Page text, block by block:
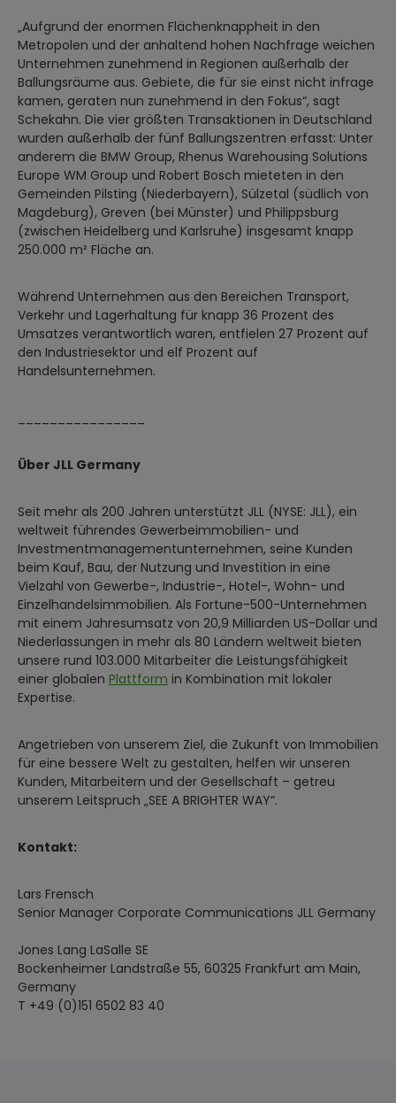
„Aufgrund der enormen Flächenknappheit in den
Metropolen und der anhaltend hohen Nachfrage weichen
Unternehmen zunehmend in Regionen außerhalb der
Ballungsräume aus. Gebiete, die für sie einst nicht infrage
kamen, geraten nun zunehmend in den Fokus“, sagt
Schekahn. Die vier größten Transaktionen in Deutschland
wurden außerhalb der fünf Ballungszentren erfasst: Unter
anderem die BMW Group, Rhenus Warehousing Solutions
Europe WM Group und Robert Bosch mieteten in den
Gemeinden Pilsting (Niederbayern), Sülzetal (südlich von
Magdeburg), Greven (bei Münster) und Philippsburg
(zwischen Heidelberg und Karlsruhe) insgesamt knapp
250.000 m² Fläche an.
Während Unternehmen aus den Bereichen Transport,
Verkehr und Lagerhaltung für knapp 36 Prozent des
Umsatzes verantwortlich waren, entfielen 27 Prozent auf
den Industriesektor und elf Prozent auf
Handelsunternehmen.
Über JLL Germany
Seit mehr als 200 Jahren unterstützt JLL (NYSE: JLL), ein
weltweit führendes Gewerbeimmobilien- und
Investmentmanagementunternehmen, seine Kunden
beim Kauf, Bau, der Nutzung und Investition in eine
Vielzahl von Gewerbe-, Industrie-, Hotel-, Wohn- und
Einzelhandelsimmobilien. Als Fortune-500-Unternehmen
mit einem Jahresumsatz von 20,9 Milliarden US-Dollar und
Niederlassungen in mehr als 80 Ländern weltweit bieten
unsere rund 103.000 Mitarbeiter die Leistungsfähigkeit
einer globalen Plattform in Kombination mit lokaler
Expertise.
Angetrieben von unserem Ziel, die Zukunft von Immobilien
für eine bessere Welt zu gestalten, helfen wir unseren
Kunden, Mitarbeitern und der Gesellschaft – getreu
unserem Leitspruch „SEE A BRIGHTER WAY“.
Kontakt:
Lars Frensch
Senior Manager Corporate Communications JLL Germany
Jones Lang LaSalle SE
Bockenheimer Landstraße 55, 60325 Frankfurt am Main,
Germany
T +49 (0)151 6502 83 40